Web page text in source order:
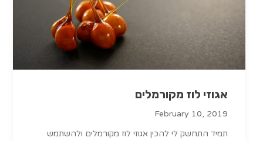
אגוזי לוז מקורמלים
February 10, 2019
תמיד התחשק לי להכין אגוזי לוז מקורמלים ולהשתמש